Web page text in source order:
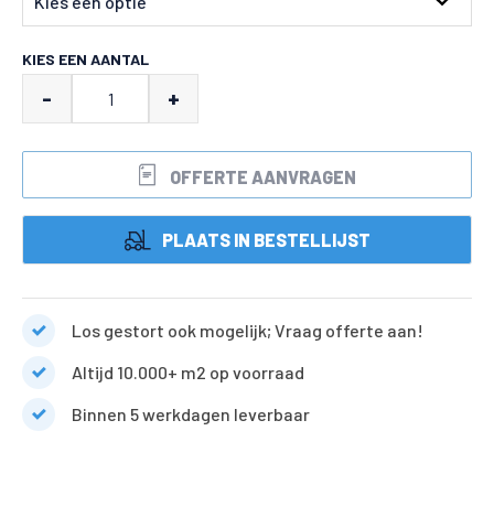
KIES EEN AANTAL
blue
split
- +
OFFERTE AANVRAGEN
PLAATS IN BESTELLIJST
Los gestort ook mogelijk; Vraag offerte aan!
Altijd 10.000+ m2 op voorraad
Binnen 5 werkdagen leverbaar